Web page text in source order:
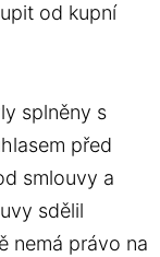
od kupní
splněny s
před
smlouvy a
sdělil
nemá právo na